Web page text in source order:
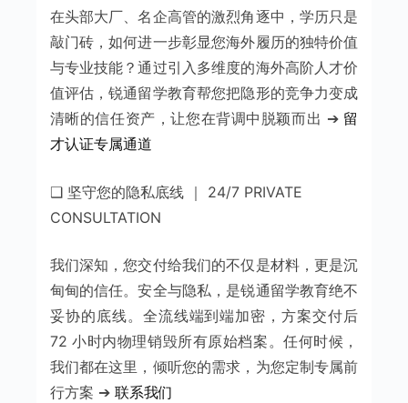
在头部大厂、名企高管的激烈角逐中，学历只是
敲门砖，如何进一步彰显您海外履历的独特价值
与专业技能？通过引入多维度的海外高阶人才价
值评估，锐通留学教育帮您把隐形的竞争力变成
清晰的信任资产，让您在背调中脱颖而出 ➔ 留
才认证专属通道
❑ 坚守您的隐私底线 ｜ 24/7 PRIVATE
CONSULTATION
我们深知，您交付给我们的不仅是材料，更是沉
甸甸的信任。安全与隐私，是锐通留学教育绝不
妥协的底线。全流线端到端加密，方案交付后
72 小时内物理销毁所有原始档案。任何时候，
我们都在这里，倾听您的需求，为您定制专属前
行方案 ➔ 联系我们